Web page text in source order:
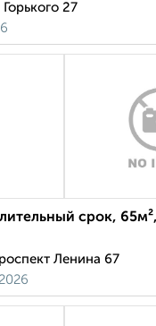
27
срок,
Ленина 67